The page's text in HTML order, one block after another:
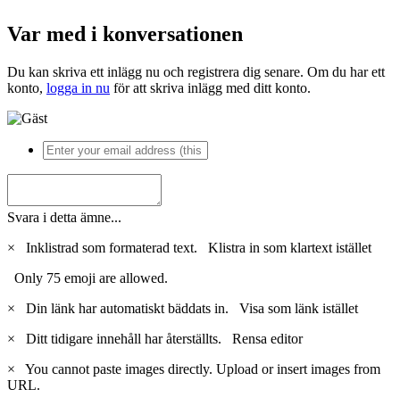
Var med i konversationen
Du kan skriva ett inlägg nu och registrera dig senare. Om du har ett
konto, logga in nu för att skriva inlägg med ditt konto.
Svara i detta ämne...
×
Inklistrad som formaterad text. Klistra in som klartext istället
Only 75 emoji are allowed.
×
Din länk har automatiskt bäddats in. Visa som länk istället
×
Ditt tidigare innehåll har återställts. Rensa editor
×
You cannot paste images directly. Upload or insert images from
URL.